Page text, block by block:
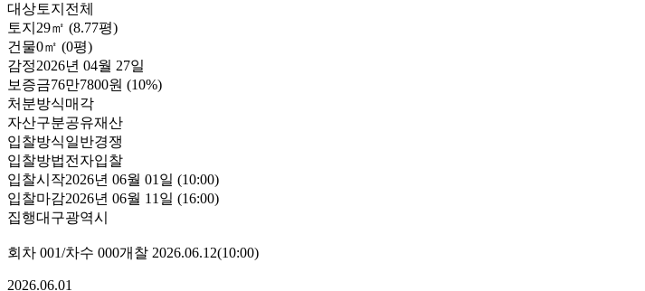
대상토지전체
토지 29㎡ (8.77평)
건물0㎡ (0평)
감정2026년 04월 27일
보증금76만7800원 (10%)
처분방식매각
자산구분공유재산
입찰방식일반경쟁
입찰방법전자입찰
입찰시작2026년 06월 01일 (10:00)
입찰마감2026년 06월 11일 (16:00)
집행대구광역시
회차 001/차수 000개찰 2026.06.12(10:00)
2026.06.01